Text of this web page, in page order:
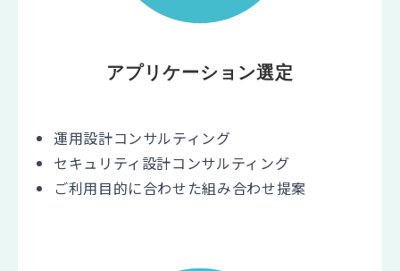
アプリケーション選定
運用設計コンサルティング
セキュリティ設計コンサルティング
ご利用目的に合わせた組み合わせ提案